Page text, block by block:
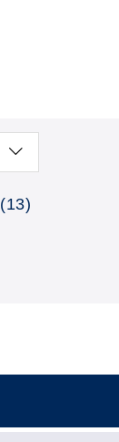
(13)